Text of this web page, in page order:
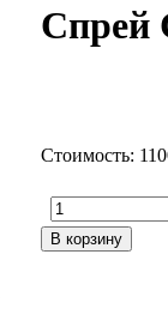
Спрей
Стоимость: